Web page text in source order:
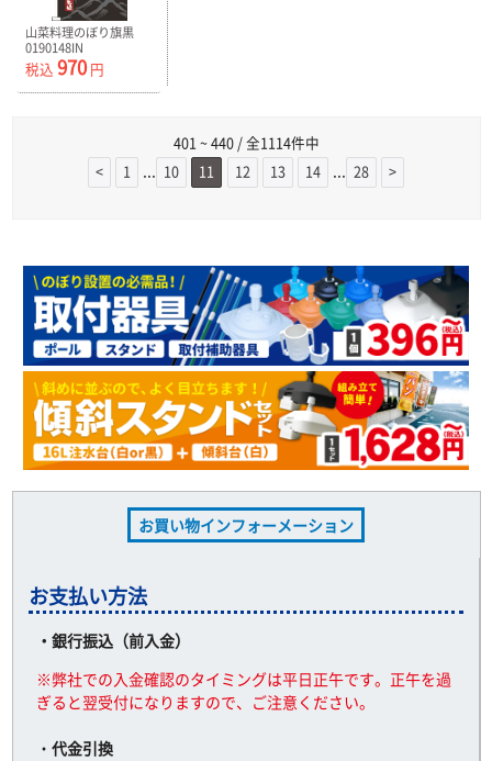
山菜料理のぼり旗黒
0190148IN
税込 970 円
401 ~ 440 / 全1114件中
<
1 ... 10 11 12 13 14 ... 28 >
お買い物インフォーメーション
お支払い方法
・銀行振込（前入金）
※弊社での入金確認のタイミングは平日正午です。正午を過
ぎると翌受付になりますので、ご注意ください。
・ 代金引換